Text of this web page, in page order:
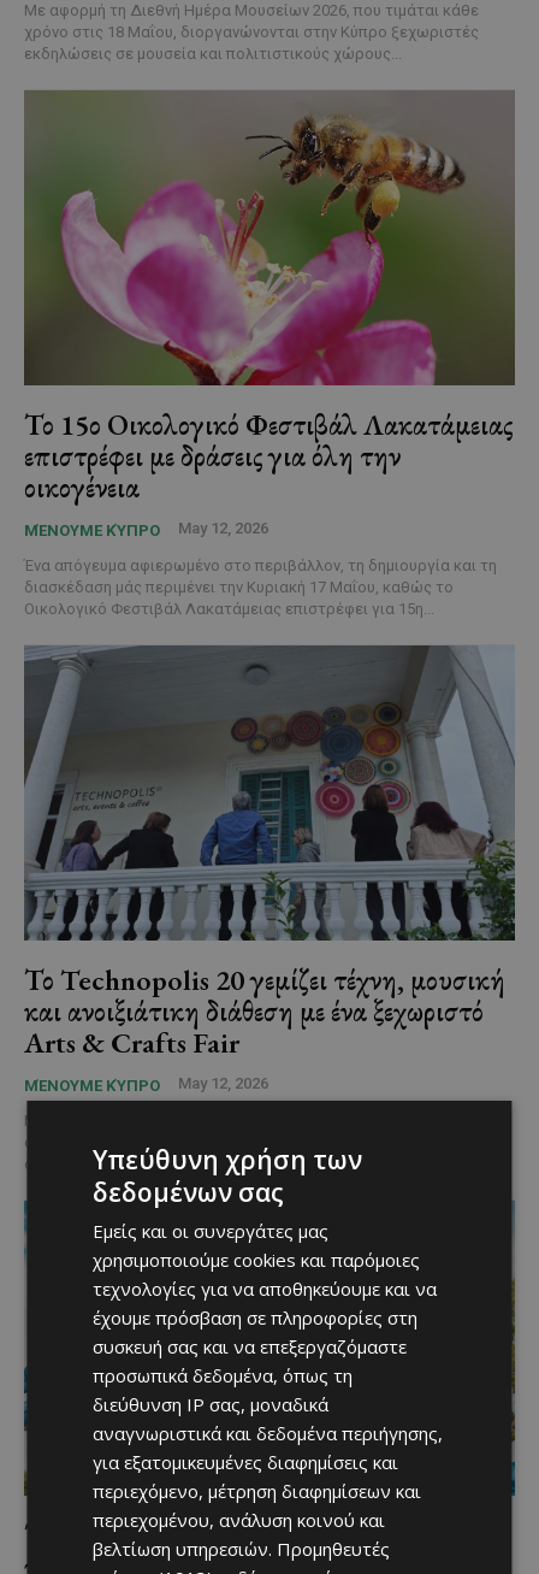
Με αφορμή τη Διεθνή Ημέρα Μουσείων 2026, που τιμάται κάθε
χρόνο στις 18 Μαΐου, διοργανώνονται στην Κύπρο ξεχωριστές
εκδηλώσεις σε μουσεία και πολιτιστικούς χώρους...
Το 15ο Οικολογικό Φεστιβάλ Λακατάμειας
επιστρέφει με δράσεις για όλη την
οικογένεια
ΜΈΝΟΥΜΕ ΚΎΠΡΟ May 12, 2026
Ένα απόγευμα αφιερωμένο στο περιβάλλον, τη δημιουργία και τη
διασκέδαση μάς περιμένει την Κυριακή 17 Μαΐου, καθώς το
Οικολογικό Φεστιβάλ Λακατάμειας επιστρέφει για 15η...
Το Technopolis 20 γεμίζει τέχνη, μουσική
και ανοιξιάτικη διάθεση με ένα ξεχωριστό
Arts & Crafts Fair
ΜΈΝΟΥΜΕ ΚΎΠΡΟ May 12, 2026
Μια ολόκληρη μέρα γεμάτη δημιουργία, μουσική και όμορφες
στιγμές μάς περιμένει το Σάββατο 16 Μαΐου στο Technopolis 20, το
οποίο ανοίγει τον καταπράσινο κήπο...
Το WaterWorld WaterPark ανοίγει τις
πύλες του για τη νέα σεζόν και γιορτάζει 30
Υπεύθυνη χρήση των
δεδομένων σας
Εμείς και οι συνεργάτες μας
χρησιμοποιούμε cookies και παρόμοιες
τεχνολογίες για να αποθηκεύουμε και να
έχουμε πρόσβαση σε πληροφορίες στη
συσκευή σας και να επεξεργαζόμαστε
προσωπικά δεδομένα, όπως τη
διεύθυνση IP σας, μοναδικά
αναγνωριστικά και δεδομένα περιήγησης,
για εξατομικευμένες διαφημίσεις και
περιεχόμενο, μέτρηση διαφημίσεων και
περιεχομένου, ανάλυση κοινού και
βελτίωση υπηρεσιών. Προμηθευτές